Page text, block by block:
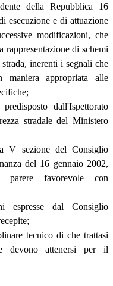
della Repubblica 16
esecuzione e di attuazione
modificazioni, che
di schemi
inerenti i segnali che
appropriata alle
dall'Ispettorato
stradale del Ministero
V sezione del Consiglio
del 16 gennaio 2002,
favorevole con
espresse dal Consiglio
tecnico di che trattasi
devono attenersi per il